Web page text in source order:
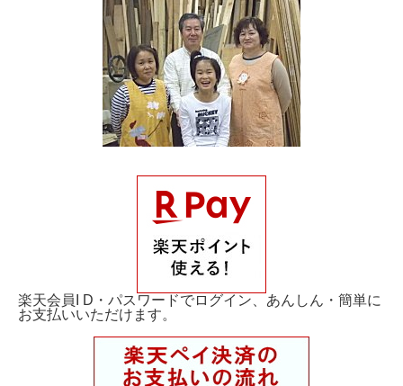
楽天会員I D・パスワードでログイン、あんしん・簡単に
お支払いいただけます。